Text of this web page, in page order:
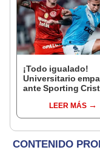
¡Todo igualado!
Universitario
ante Sporting
por el Torneo
de la Liga 1 2026
LEER MÁS